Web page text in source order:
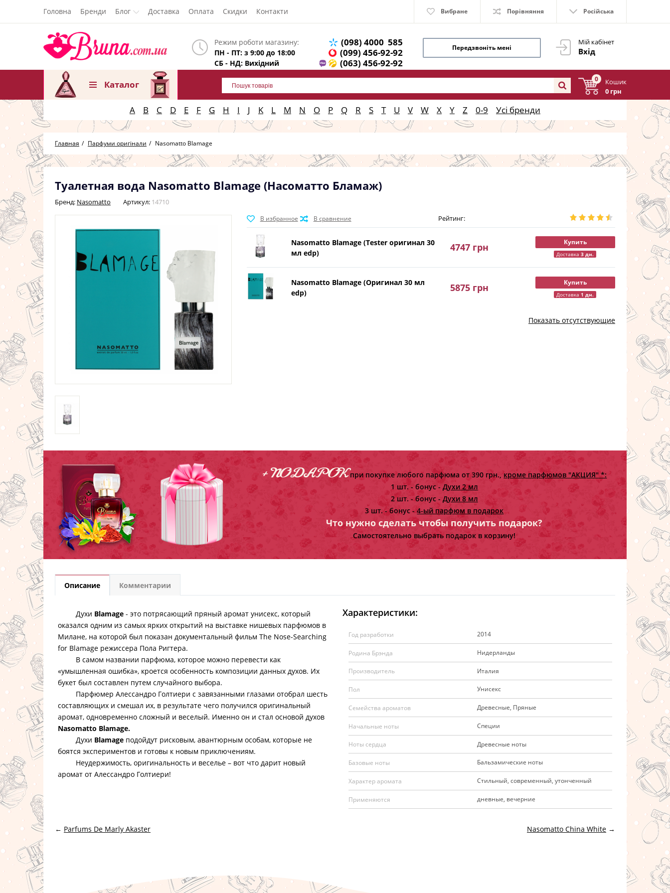
Головна Бренди Блог Доставка Оплата Скидки Контакти Вибране Порівняння Російська
Мій кабінет
Вхід
Режим роботи магазину:
ПН - ПТ: з 9:00 до 18:00
СБ - НД: Вихідний
(098) 4000 585
(099) 456-92-92
(063) 456-92-92
Передзвоніть мені
0
Кошик
0 грн
Каталог
A B C D E F G H I J K L M N O P Q R S T U V W X Y Z 0-9 Усі бренди
Главная Парфуми оригінали Nasomatto Blamage
Туалетная вода Nasomatto Blamage (Насоматто Бламаж)
Бренд: Nasomatto Артикул: 14710
Рейтинг:
Nasomatto Blamage (Tester оригинал 30
мл edp)
4747 грн Купить
Доставка3 дн.
Nasomatto Blamage (Оригинал 30 мл
edp)
5875 грн Купить
Доставка1 дн.
Показать отсутствующие
+ ПОДАРОКпри покупке любого парфюма от 390 грн., кроме парфюмов "АКЦИЯ" *:
1 шт. - бонус - Духи 2 мл
2 шт. - бонус - Духи 8 мл
3 шт. - бонус -4-ый парфюм в подарок
Что нужно сделать чтобы получить подарок?
Самостоятельно выбрать подарок в корзину!
Описание Комментарии
Духи Blamage - это потрясающий пряный аромат унисекс, который
оказался одним из самых ярких открытий на выставке нишевых парфюмов в
Милане, на которой был показан документальный фильм The Nose-Searching
for Blamage режиссера Пола Ригтера.
В самом названии парфюма, которое можно перевести как
«умышленная ошибка», кроется особенность композиции данных духов. Их
букет был составлен путем случайного выбора.
Парфюмер Алессандро Голтиери с завязанными глазами отобрал шесть
составляющих и смешал их, в результате чего получился оригинальный
аромат, одновременно сложный и веселый. Именно он и стал основой духов
Nasomatto Blamage.
Духи Blamage подойдут рисковым, авантюрным особам, которые не
боятся экспериментов и готовы к новым приключениям.
Неудержимость, оригинальность и веселье – вот что дарит новый
аромат от Алессандро Голтиери!
Характеристики:
Год разработки 2014
Родина Брэнда Нидерланды
Производитель Италия
Пол Унисекс
Семейства ароматов Древесные, Пряные
Начальные ноты Специи
Ноты сердца Древесные ноты
Базовые ноты Бальзамические ноты
Характер аромата Стильный, современный, утонченный
Применяются дневные, вечерние
← Parfums De Marly Akaster Nasomatto China White →